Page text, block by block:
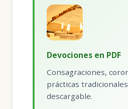
Devociones en PDF
Consagraciones,
prácticas
descargable.